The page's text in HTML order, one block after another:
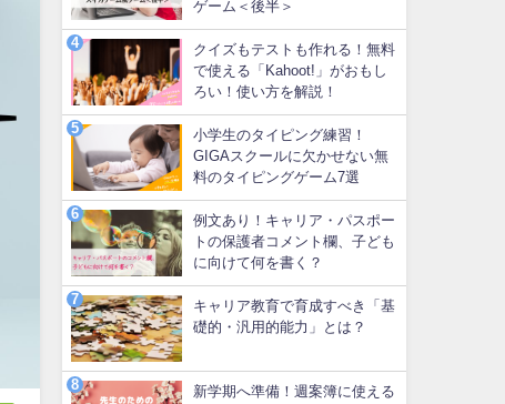
ゲーム＜後半＞
クイズもテストも作れる！無料
で使える「Kahoot!」がおもし
ろい！使い方を解説！
小学生のタイピング練習！
GIGAスクールに欠かせない無
料のタイピングゲーム7選
例文あり！キャリア・パスポー
トの保護者コメント欄、子ども
に向けて何を書く？
キャリア教育で育成すべき「基
礎的・汎用的能力」とは？
新学期へ準備！週案簿に使える